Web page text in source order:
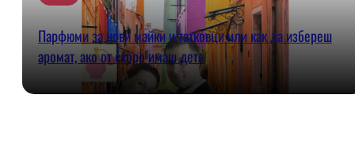
Парфюми за нови майки и татковци или как да избереш
аромат, ако от скоро имаш дете